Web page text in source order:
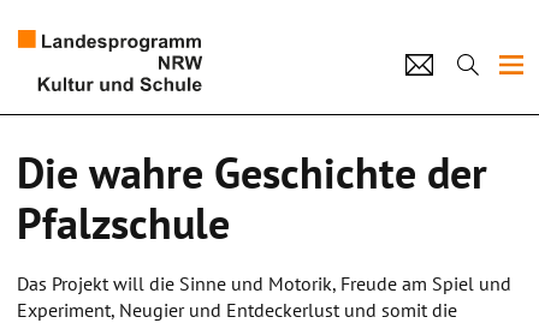
Künstlerpool
Kultur und Schule
Die wahre Geschichte der
Pfalzschule
Das Projekt will die Sinne und Motorik, Freude am Spiel und
Experiment, Neugier und Entdeckerlust und somit die